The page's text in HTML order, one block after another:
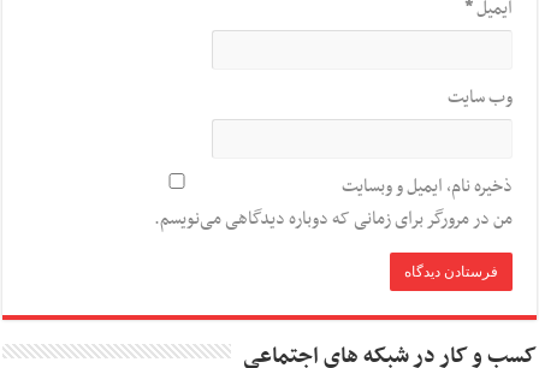
ایمیل*
وب‌ سایت
ذخیره نام، ایمیل و وبسایت
من در مرورگر برای زمانی که دوباره دیدگاهی می‌نویسم.
کسب و کار در شبکه های اجتماعی